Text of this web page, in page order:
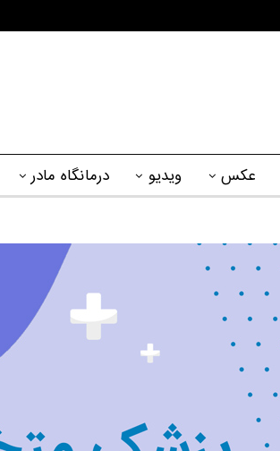
عکس ویدیو درمانگاه مادر